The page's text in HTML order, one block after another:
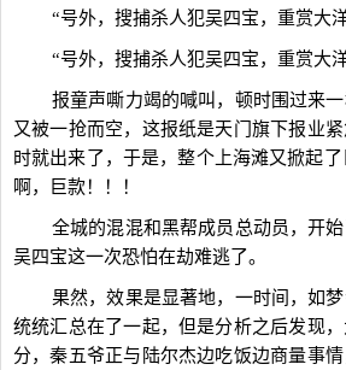
“号外，搜捕杀人犯吴四宝，重赏大
“号外，搜捕杀人犯吴四宝，重赏大
报童声嘶力竭的喊叫，顿时围过来
又被一抢而空，这报纸是天门旗下报业
时就出来了，于是，整个上海滩又掀起
啊，巨款！！！
全城的混混和黑帮成员总动员，开始
吴四宝这一次恐怕在劫难逃了。
果然，效果是显著地，一时间，如
统统汇总在了一起，但是分析之后发现
分，秦五爷正与陆尔杰边吃饭边商量事